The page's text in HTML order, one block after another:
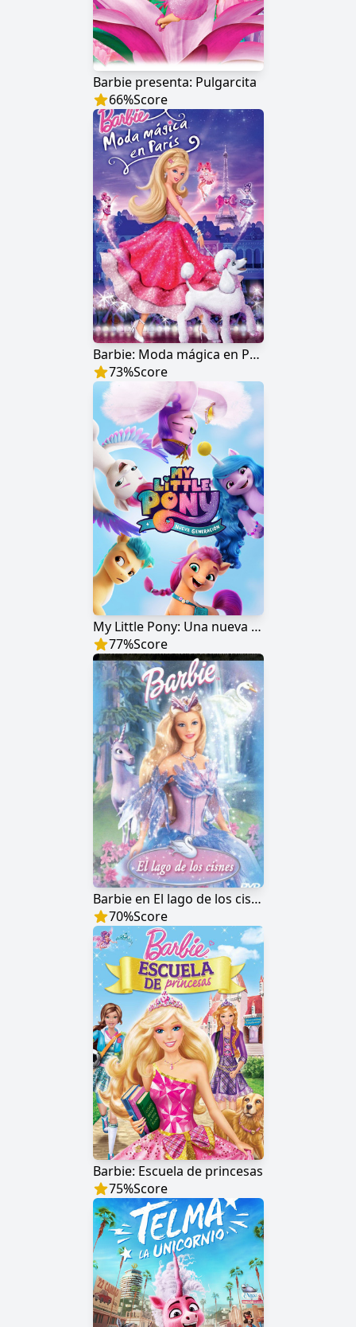
Barbie presenta: Pulgarcita
66%Score
Barbie: Moda mágica en París
73%Score
My Little Pony: Una nueva generación
77%Score
Barbie en El lago de los cisnes
70%Score
Barbie: Escuela de princesas
75%Score